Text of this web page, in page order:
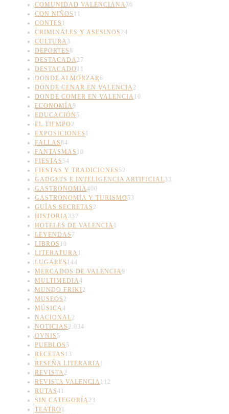
COMUNIDAD VALENCIANA36
CON NIÑOS 11
CONTES 1
CRIMINALES Y ASESINOS 24
CULTURA3
DEPORTES8
DESTACADA27
DESTACADO 11
DONDE ALMORZAR6
DONDE CENAR EN VALENCIA2
DONDE COMER EN VALENCIA10
ECONOMÍA9
EDUCACIÓN 5
EL TIEMPO 2
EXPOSICIONES 1
FALLAS84
FANTASMAS 10
FIESTAS 54
FIESTAS Y TRADICIONES 52
GADGETS E INTELIGENCIA ARTIFICIAL33
GASTRONOMIA400
GASTRONOMÍA Y TURISMO 53
GUÍAS SECRETAS 2
HISTORIA337
HOTELES DE VALENCIA1
LEYENDAS 7
LIBROS 10
LITERATURA1
LUGARES 144
MERCADOS DE VALENCIA9
MULTIMEDIA4
MUNDO FRIKI2
MUSEOS 2
MÚSICA4
NACIONAL2
NOTICIAS 2.034
OVNIS 5
PUEBLOS 5
RECETAS 13
RESEÑA LITERARIA1
REVISTA2
REVISTA VALENCIA112
RUTAS41
SIN CATEGORÍA23
TEATRO 1